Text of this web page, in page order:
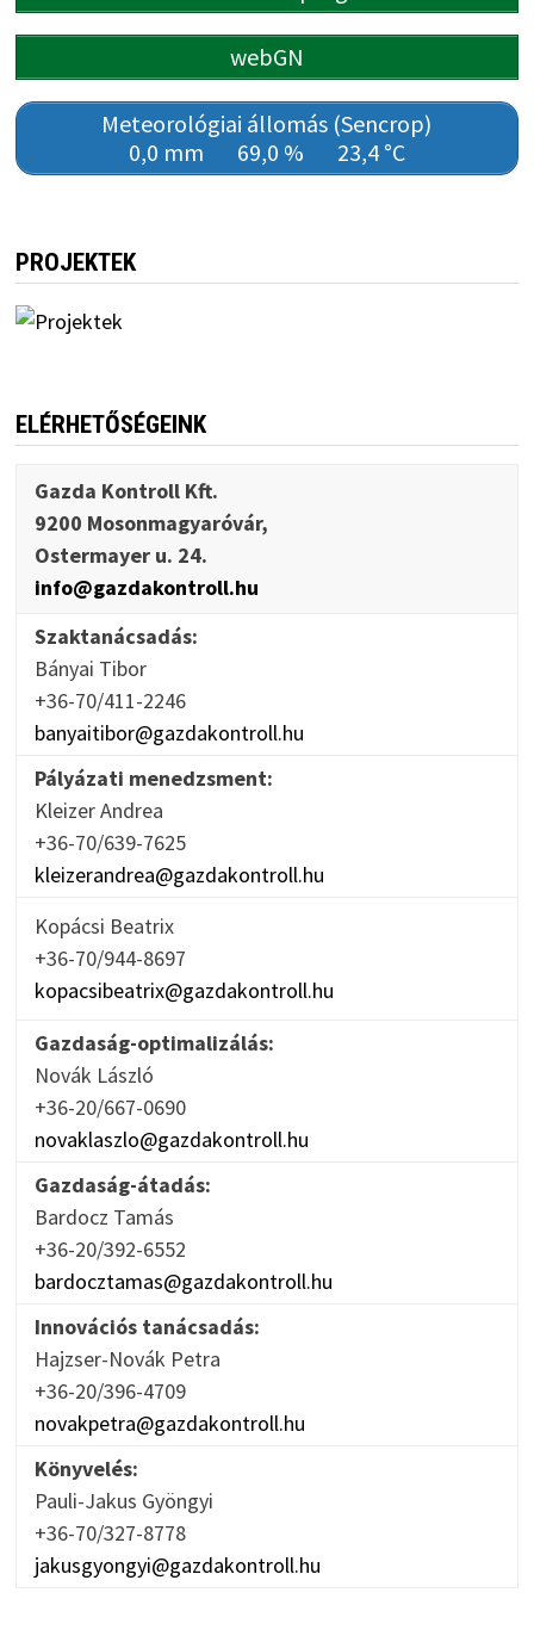
webGN
Meteorológiai állomás (Sencrop)
0,0 mm
69,0 % 23,4 °C
PROJEKTEK
ELÉRHETŐSÉGEINK
Gazda Kontroll Kft.
9200 Mosonmagyaróvár,
Ostermayer u. 24.
info@gazdakontroll.hu
Szaktanácsadás:
Bányai Tibor
+36-70/411-2246
banyaitibor@gazdakontroll.hu
Pályázati menedzsment:
Kleizer Andrea
+36-70/639-7625
kleizerandrea@gazdakontroll.hu
Kopácsi Beatrix
+36-70/944-8697
kopacsibeatrix@gazdakontroll.hu
Gazdaság-optimalizálás:
Novák László
+36-20/667-0690
novaklaszlo@gazdakontroll.hu
Gazdaság-átadás:
Bardocz Tamás
+36-20/392-6552
bardocztamas@gazdakontroll.hu
Innovációs tanácsadás:
Hajzser-Novák Petra
+36-20/396-4709
novakpetra@gazdakontroll.hu
Könyvelés:
Pauli-Jakus Gyöngyi
+36-70/327-8778
jakusgyongyi@gazdakontroll.hu